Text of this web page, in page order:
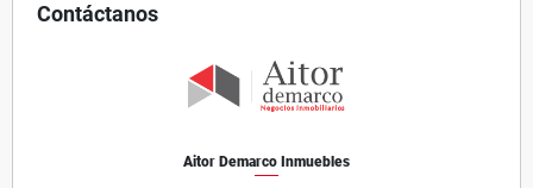
Contáctanos
Aitor Demarco Inmuebles